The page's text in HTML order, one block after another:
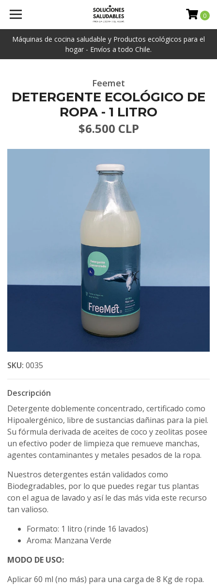
Máquinas de cocina saludable y Productos ecológicos para el
hogar - Envíos a todo Chile.
0
Feemet
DETERGENTE ECOLÓGICO DE
ROPA - 1 LITRO
$6.500 CLP
SKU: 0035
Descripción
Detergente doblemente concentrado, certificado como
Hipoalergénico, libre de sustancias dañinas para la piel.
Su fórmula derivada de aceites de coco y zeolitas posee
un efectivo poder de limpieza que remueve manchas,
agentes contaminantes y metales pesados de la ropa.
Nuestros detergentes están validados como
Biodegradables, por lo que puedes regar tus plantas
con el agua de lavado y así le das más vida este recurso
tan valioso.
Formato: 1 litro (rinde 16 lavados)
Aroma: Manzana Verde
MODO DE USO:
Aplicar 60 ml (no más) para una carga de 8 Kg de ropa.